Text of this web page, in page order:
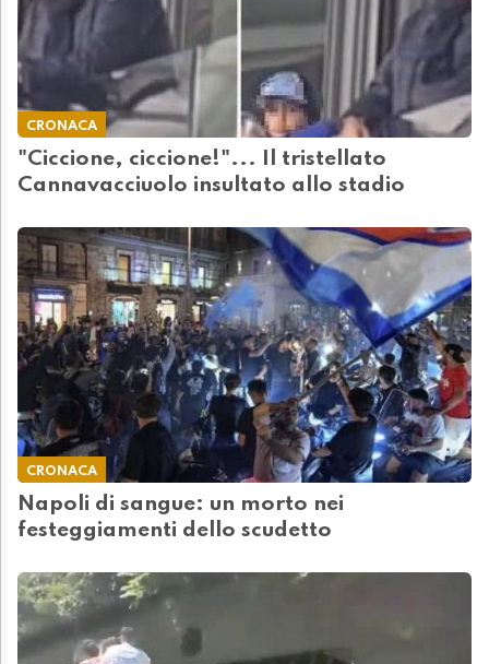
CRONACA
"Ciccione, ciccione!"... Il tristellato
Cannavacciuolo insultato allo stadio
CRONACA
Napoli di sangue: un morto nei
festeggiamenti dello scudetto